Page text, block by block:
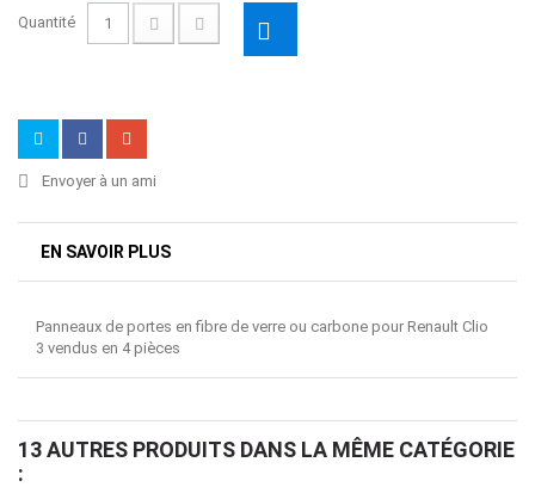
Quantité
Envoyer à un ami
EN SAVOIR PLUS
Panneaux de portes en fibre de verre ou carbone pour Renault Clio
3 vendus en 4 pièces
13 AUTRES PRODUITS DANS LA MÊME CATÉGORIE
: